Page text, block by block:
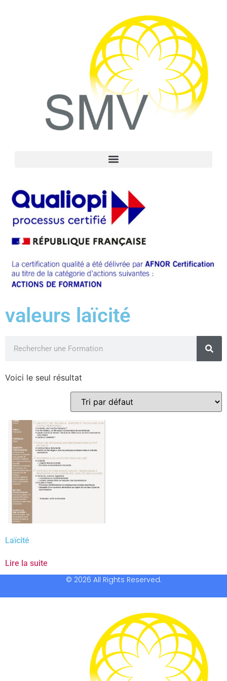
valeurs laïcité
Voici le seul résultat
Laïcité
Lire la suite
© 2026 All Rights Reserved.